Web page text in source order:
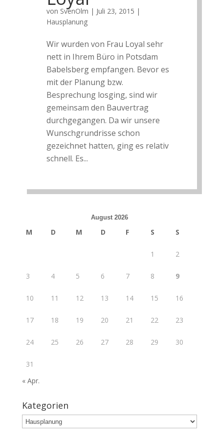
von SvenOlm | Juli 23, 2015 |
Hausplanung
Wir wurden von Frau Loyal sehr
nett in Ihrem Büro in Potsdam
Babelsberg empfangen. Bevor es
mit der Planung bzw.
Besprechung losging, sind wir
gemeinsam den Bauvertrag
durchgegangen. Da wir unsere
Wunschgrundrisse schon
gezeichnet hatten, ging es relativ
schnell. Es...
August 2026
M D M D F S S
1 2
3 4 5 6 7 8 9
10 11 12 13 14 15 16
17 18 19 20 21 22 23
24 25 26 27 28 29 30
31
« Apr.
Kategorien
Kategorien